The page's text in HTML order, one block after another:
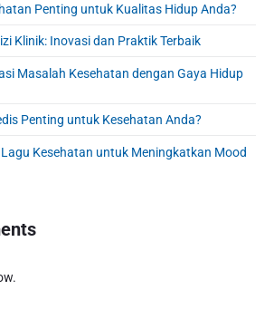
Penting untuk Kualitas Hidup Anda?
Klinik: Inovasi dan Praktik Terbaik
Masalah Kesehatan dengan Gaya Hidup
Penting untuk Kesehatan Anda?
Kesehatan untuk Meningkatkan Mood